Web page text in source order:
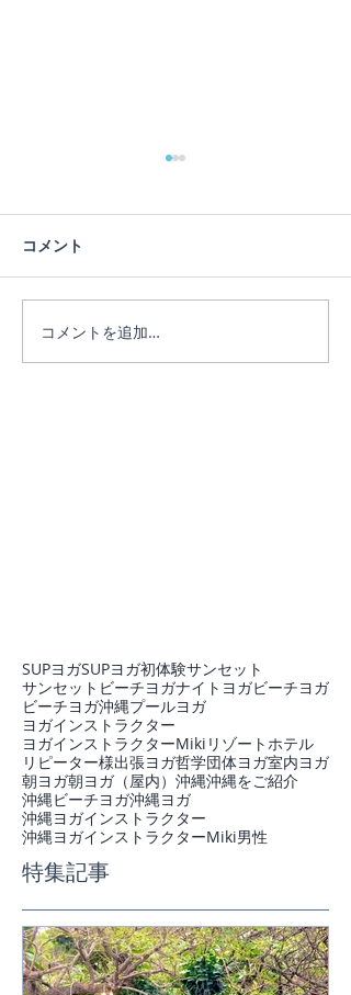
リピーターのEちゃん♪3日
間たっぷり遊びました。
コメント
コメントを追加…
SUPヨガSUPヨガ初体験サンセット
サンセットビーチヨガナイトヨガビーチヨガ
ビーチヨガ沖縄プールヨガ
ヨガインストラクター
ヨガインストラクターMiki リゾートホテル
リピーター様出張ヨガ哲学団体ヨガ室内ヨガ
朝ヨガ朝ヨガ（屋内） 沖縄沖縄をご紹介
沖縄ビーチヨガ沖縄ヨガ
沖縄ヨガインストラクター
沖縄ヨガインストラクターMiki男性
特集記事